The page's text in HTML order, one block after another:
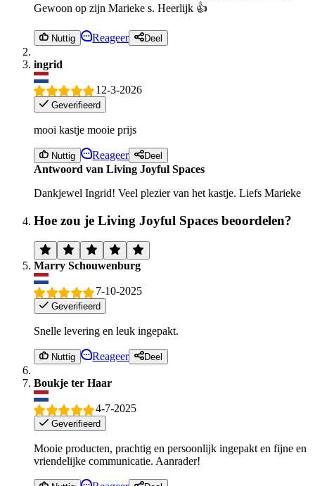
Gewoon op zijn Marieke s. Heerlijk 👍
Nuttig Reageer Deel
ingrid
12-3-2026
Geverifieerd
mooi kastje mooie prijs
Nuttig Reageer Deel
Antwoord van Living Joyful Spaces
Dankjewel Ingrid! Veel plezier van het kastje. Liefs Marieke
Hoe zou je Living Joyful Spaces beoordelen?
Marry Schouwenburg
7-10-2025
Geverifieerd
Snelle levering en leuk ingepakt.
Nuttig Reageer Deel
Boukje ter Haar
4-7-2025
Geverifieerd
Mooie producten, prachtig en persoonlijk ingepakt en fijne en
vriendelijke communicatie. Aanrader!